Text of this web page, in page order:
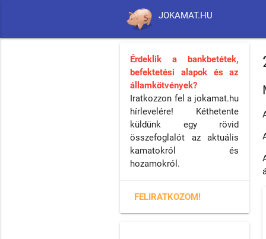
JOKAMAT.HU
Érdeklik a bankbetétek,
befektetési alapok és az
államkötvények?
Iratkozzon fel a jokamat.hu
hírlevelére! Kéthetente
küldünk egy rövid
összefoglalót az aktuális
kamatokról és
hozamokról.
FELIRATKOZOM!